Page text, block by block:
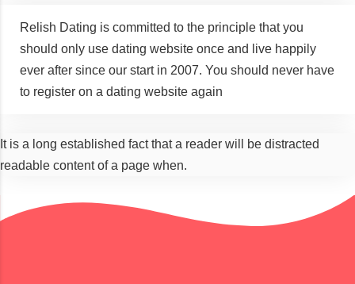
Relish Dating is committed to the principle that you
should only use dating website once and live happily
ever after since our start in 2007. You should never have
to register on a dating website again
It is a long established fact that a reader will be distracted
readable content of a page when.